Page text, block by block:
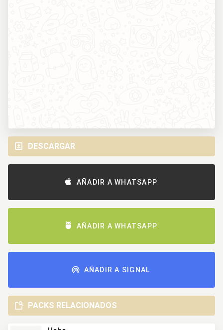
DESCARGAR
AÑADIR A WHATSAPP
AÑADIR A WHATSAPP
AÑADIR A SIGNAL
PACKS RELACIONADOS